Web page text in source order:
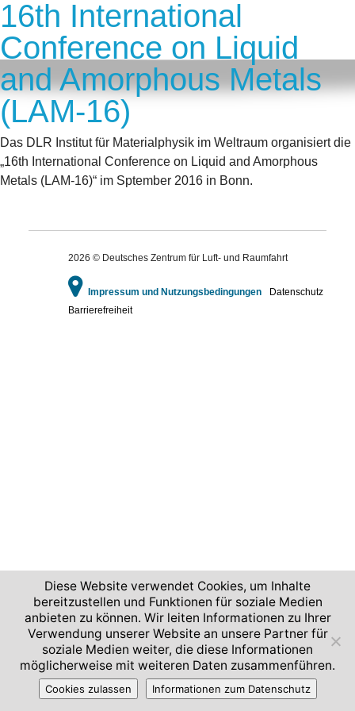
16th International
Conference on Liquid
and Amorphous Metals
(LAM-16)
Das DLR Institut für Materialphysik im Weltraum organisiert die
„16th International Conference on Liquid and Amorphous
Metals (LAM-16)“ im Sptember 2016 in Bonn.
2026 © Deutsches Zentrum für Luft- und Raumfahrt
Impressum und Nutzungsbedingungen
Datenschutz
Barrierefreiheit
Diese Website verwendet Cookies, um Inhalte
bereitzustellen und Funktionen für soziale Medien
anbieten zu können. Wir leiten Informationen zu Ihrer
Verwendung unserer Website an unsere Partner für
soziale Medien weiter, die diese Informationen
möglicherweise mit weiteren Daten zusammenführen.
Cookies zulassen Informationen zum Datenschutz